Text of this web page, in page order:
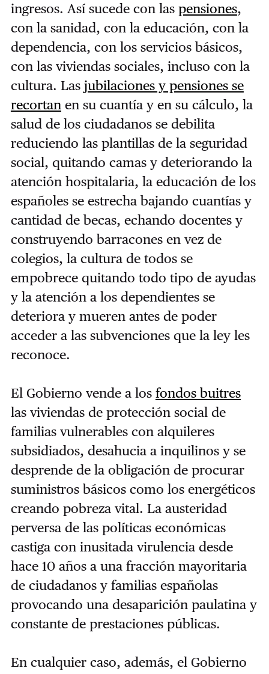
ingresos. Así sucede con las pensiones,
con la sanidad, con la educación, con la
dependencia, con los servicios básicos,
con las viviendas sociales, incluso con la
cultura. Las jubilaciones y pensiones se
recortan en su cuantía y en su cálculo, la
salud de los ciudadanos se debilita
reduciendo las plantillas de la seguridad
social, quitando camas y deteriorando la
atención hospitalaria, la educación de los
españoles se estrecha bajando cuantías y
cantidad de becas, echando docentes y
construyendo barracones en vez de
colegios, la cultura de todos se
empobrece quitando todo tipo de ayudas
y la atención a los dependientes se
deteriora y mueren antes de poder
acceder a las subvenciones que la ley les
reconoce.
El Gobierno vende a los fondos buitres
las viviendas de protección social de
familias vulnerables con alquileres
subsidiados, desahucia a inquilinos y se
desprende de la obligación de procurar
suministros básicos como los energéticos
creando pobreza vital. La austeridad
perversa de las políticas económicas
castiga con inusitada virulencia desde
hace 10 años a una fracción mayoritaria
de ciudadanos y familias españolas
provocando una desaparición paulatina y
constante de prestaciones públicas.
En cualquier caso, además, el Gobierno